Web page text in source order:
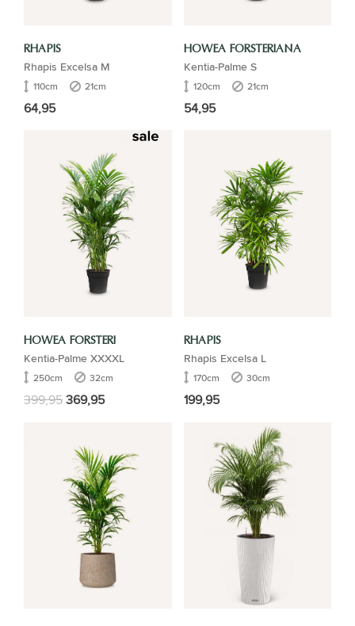
RHAPIS
Rhapis Excelsa M
110cm 21cm
64,95
HOWEA FORSTERIANA
Kentia-Palme S
120cm 21cm
54,95
HOWEA FORSTERI
Kentia-Palme XXXXL
250cm 32cm
399,95369,95
RHAPIS
Rhapis Excelsa L
170cm 30cm
199,95